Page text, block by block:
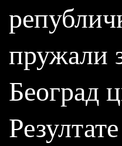
пружали
Београд